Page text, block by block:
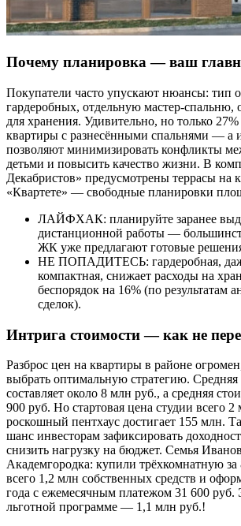
Почему планировка — ваш
Покупатели часто упускают нюансы: тип
гардеробных, отдельную мастер-спальню,
для хранения. Удивительно, но только
квартиры с разнесёнными спальнями — а
позволяют минимизировать конфликты
детьми и повысить качество жизни. В
Декабристов» предусмотрены террасы на
«Квартете» — свободные планировки
ЛАЙФХАК: планируйте заранее
дистанционной работы —
ЖК уже предлагают готовые
НЕ ПОПАДИТЕСЬ: гардеробная,
компактная, снижает расходы на
беспорядок на 16% (по результатам
сделок).
Интрига стоимости — как не
Разброс цен на квартиры в районе
выбрать оптимальную стратегию. Средняя
составляет около 8 млн руб., а средняя
900 руб. Но стартовая цена студии всего
роскошный пентхаус достигает 155 млн.
шанс инвесторам зафиксировать
снизить нагрузку на бюджет. Семья
Академгородка: купили трёхкомнатную
всего 1,2 млн собственных средств и
года с ежемесячным платежом 31 600 руб.
льготной программе — 1,1 млн руб.!